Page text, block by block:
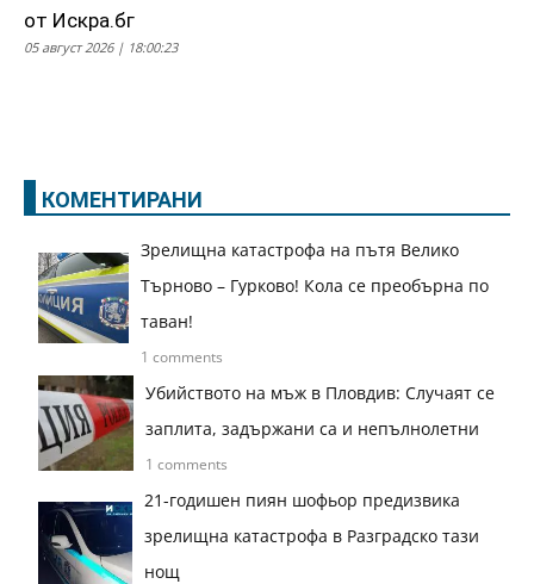
от Искра.бг
05 август 2026 | 18:00:23
КОМЕНТИРАНИ
Зрелищна катастрофа на пътя Велико
Търново – Гурково! Кола се преобърна по
таван!
1 comments
Убийството на мъж в Пловдив: Случаят се
заплита, задържани са и непълнолетни
1 comments
21-годишен пиян шофьор предизвика
зрелищна катастрофа в Разградско тази
нощ